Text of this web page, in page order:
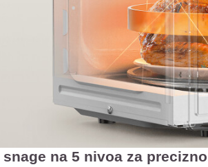
snage na 5 nivoa za